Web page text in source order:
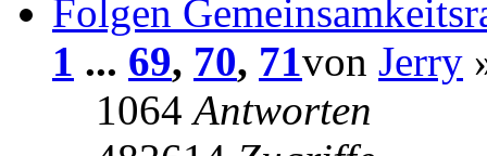
Folgen
1 ... 69, 70, 71von Jerry
1064Antworten